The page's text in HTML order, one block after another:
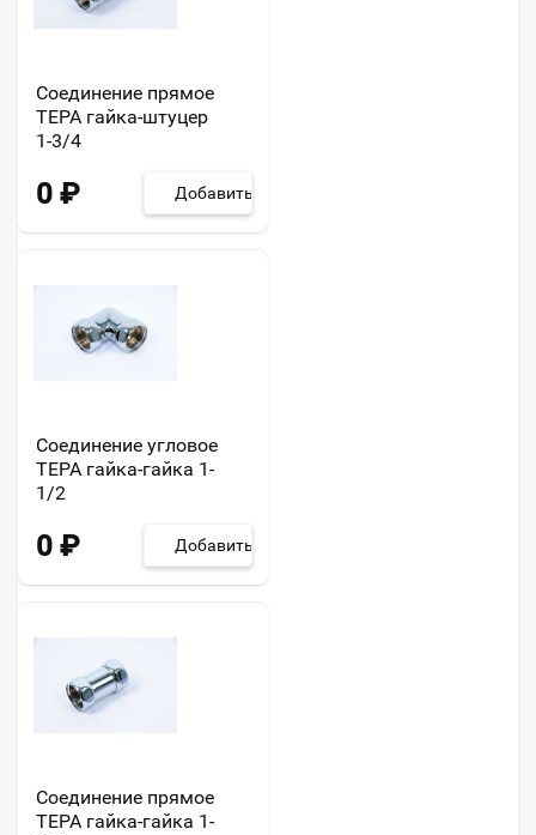
Соединение прямое
ТЕРА гайка-штуцер
1-3/4
0 ₽ Добавить
Соединение угловое
ТЕРА гайка-гайка 1-
1/2
0 ₽ Добавить
Соединение прямое
ТЕРА гайка-гайка 1-